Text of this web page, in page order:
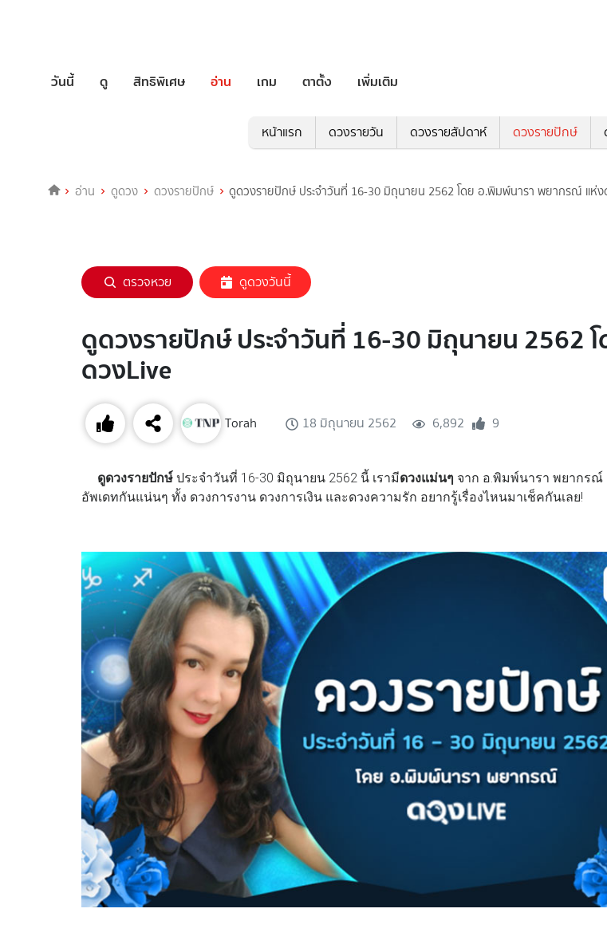
วันนี้ ดู สิทธิพิเศษ อ่าน เกม ตาตั้ง เพิ่มเติม
หน้าแรก ดวงรายวัน ดวงรายสัปดาห์ ดวงรายปักษ์
อ่าน ดูดวง ดวงรายปักษ์ ดูดวงรายปักษ์ ประจำวันที่ 16-30 มิถุนายน 2562 โดย อ.พิมพ์นารา พยากรณ์ แห่ง
ตรวจหวย ดูดวงวันนี้
ดูดวงรายปักษ์ ประจำวันที่ 16-30 มิถุนายน 2562
ดวงLive
Torah 18 มิถุนายน 2562 6,892 9
ดูดวงรายปักษ์ ประจำวันที่ 16-30 มิถุนายน 2562 นี้ เรามีดวงแม่นๆ จาก อ.พิมพ์นารา พยากรณ์
อัพเดทกันแน่นๆ ทั้ง ดวงการงาน ดวงการเงิน และดวงความรัก อยากรู้เรื่องไหนมาเช็คกันเลย!